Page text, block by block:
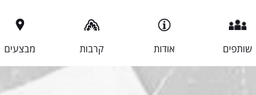
מבצעים קרבות אודות שותפים